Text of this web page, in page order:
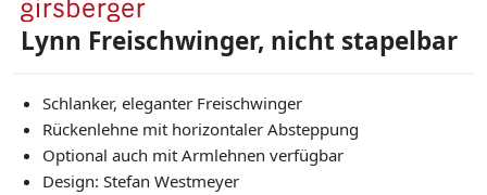
Lynn Freischwinger, nicht stapelbar
Schlanker, eleganter Freischwinger
Rückenlehne mit horizontaler Absteppung
Optional auch mit Armlehnen verfügbar
Design: Stefan Westmeyer